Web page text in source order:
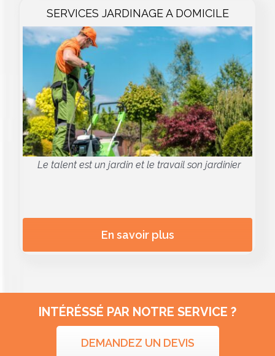
SERVICES JARDINAGE A DOMICILE
Le talent est un jardin et le travail son jardinier
En savoir plus
INTÉRÉSSÉ PAR NOTRE SERVICE ?
DEMANDEZ UN DEVIS